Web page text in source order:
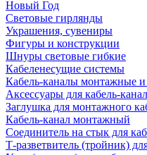
Новый Год
Световые гирлянды
Украшения, сувениры
Фигуры и конструкции
Шнуры световые гибкие
Кабеленесущие системы
Кабель-каналы монтажные и
Аксессуары для кабель-
Заглушка для монтажного
Кабель-канал монтажный
Соединитель на стык для
Т-разветвитель (тройник)